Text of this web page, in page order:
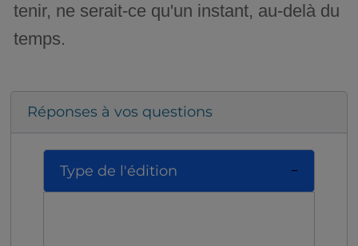
tenir, ne serait-ce qu'un instant, au-delà du
temps.
Réponses à vos questions
Type de l'édition